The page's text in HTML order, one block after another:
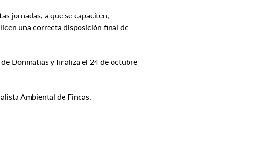
jornadas, a que se capaciten,
una correcta disposición final de
Donmatías y finaliza el 24 de octubre
Ambiental de Fincas.